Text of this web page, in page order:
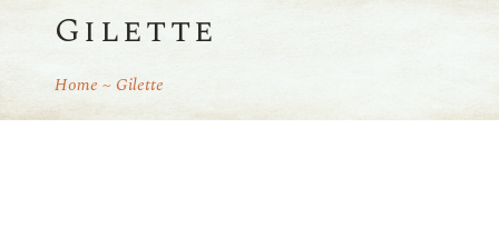
Gilette
Home Gilette